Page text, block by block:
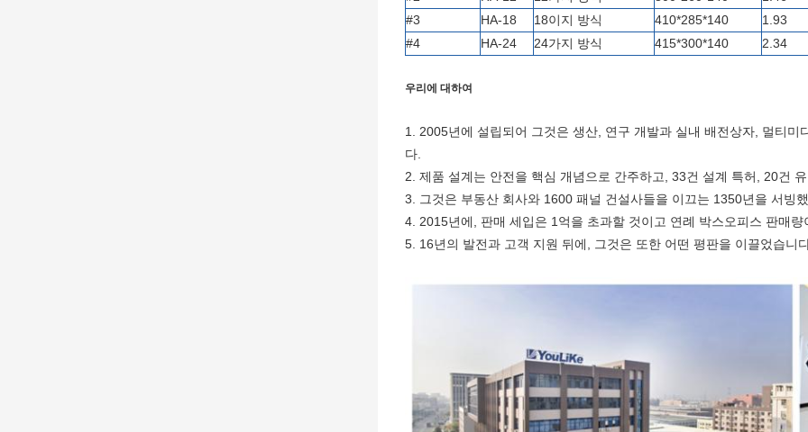
#3
HA-18 18이지 방식 410*285*140
1.93
#4
HA-24 24가지 방식 415*300*140 2.34
우리에 대하여
1. 2005년에 설립되어 그것은 생산, 연구 개발과 실내 배전상자, 멀티
다.
2. 제품 설계는 안전을 핵심 개념으로 간주하고, 33건 설계 특허, 20건
3. 그것은 부동산 회사와 1600 패널 건설사들을 이끄는 1350년을 서빙
4. 2015년에, 판매 세입은 1억을 초과할 것이고 연례 박스오피스 판매
5. 16년의 발전과 고객 지원 뒤에, 그것은 또한 어떤 평판을 이끌었습니